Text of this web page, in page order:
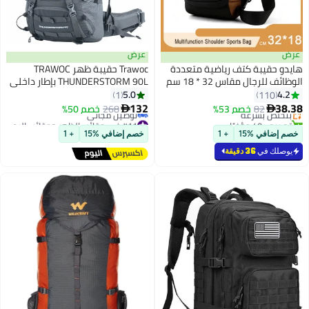
كتف رياضية متعددة
مقاس 32 * 18 سم
110

82خصم 53%
في 7 يوم
بسرعة
مؤخرًا
%15
+ 1
في36 دقيقة
عرض
Trawoc حقيبة ظهر TRAWOC
THUNDERSTORM 90L بإطار داخلي
268 خصم 50%
أقل سعر في 30 يوم
توصيل مجاني
خصم إضافي %15 + 1